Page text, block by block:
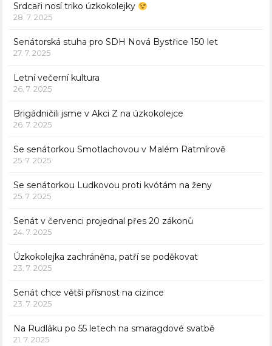
Srdcaři nosí triko úzkokolejky
28. 7. 2025
Senátorská stuha pro SDH Nová Bystřice 150 let
27. 7. 2025
Letní večerní kultura
26. 7. 2025
Brigádničili jsme v Akci Z na úzkokolejce
26. 7. 2025
Se senátorkou Smotlachovou v Malém Ratmírově
25. 7. 2025
Se senátorkou Ludkovou proti kvótám na ženy
25. 7. 2025
Senát v červenci projednal přes 20 zákonů
24. 7. 2025
Úzkokolejka zachráněna, patří se poděkovat
23. 7. 2025
Senát chce větší přísnost na cizince
23. 7. 2025
Na Rudláku po 55 letech na smaragdové svatbě
21. 7. 2025